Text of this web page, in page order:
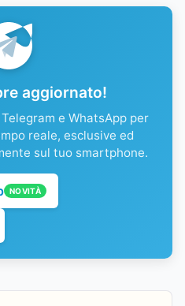
aggiornato!
e WhatsApp per
reale, esclusive ed
sul tuo smartphone.
NOVITÀ